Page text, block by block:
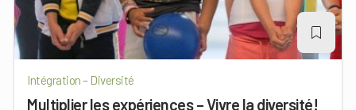
Intégration – Diversité
Multiplier les expériences – Vivre la diversité!